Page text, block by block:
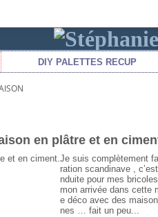
DIY PALETTES RECUP
en plâtre et en
Je suis complètement
ration scandinave ,
nduite pour mes
mon arrivée dans cette
e déco avec des
nes … fait un peu...